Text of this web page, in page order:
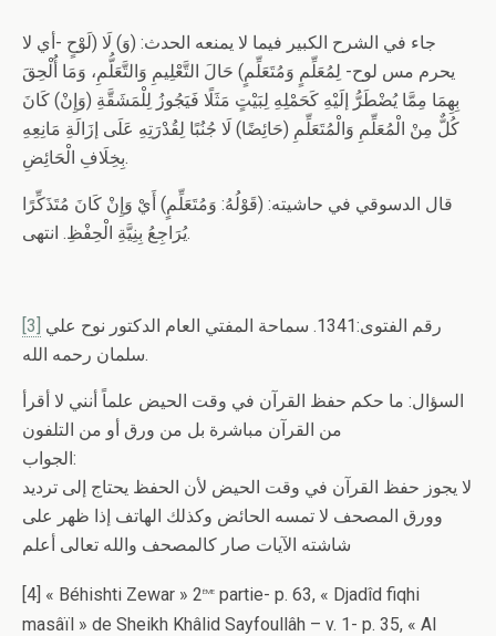
جاء في الشرح الكبير فيما لا يمنعه الحدث: (وَ) لَا (لَوْحٍ -أي لا
يحرم مس لوح- لِمُعَلِّمٍ وَمُتَعَلِّمٍ) حَالَ التَّعْلِيمِ وَالتَّعَلُّمِ، وَمَا أُلْحِقَ
بِهِمَا مِمَّا يُضْطَرُّ إلَيْهِ كَحَمْلِهِ لِبَيْتٍ مَثَلًا فَيَجُوزُ لِلْمَشَقَّةِ (وَإِنْ) كَانَ
كُلٌّ مِنْ الْمُعَلِّمِ وَالْمُتَعَلِّمِ (حَائِضًا) لَا جُنُبًا لِقُدْرَتِهِ عَلَى إزَالَةِ مَانِعِهِ
بِخِلَافِ الْحَائِضِ.
قال الدسوقي في حاشيته: (قَوْلُهُ: وَمُتَعَلِّمٍ) أَيْ وَإِنْ كَانَ مُتَذَكِّرًا
يُرَاجِعُ بِنِيَّةِ الْحِفْظِ. انتهى.
[3]
سلمان رحمه الله.
السؤال: ما حكم حفظ القرآن في وقت الحيض علماً أنني لا أقرأ
من القرآن مباشرة بل من ورق أو من التلفون
الجواب:
لا يجوز حفظ القرآن في وقت الحيض لأن الحفظ يحتاج إلى ترديد
وورق المصحف لا تمسه الحائض وكذلك الهاتف إذا ظهر على
شاشته الآيات صار كالمصحف والله تعالى أعلم
[4] « Béhishti Zewar » 2ème partie- p. 63, « Djadîd fiqhi
masâïl » de Sheikh Khâlid Sayfoullâh – v. 1- p. 35, « Al